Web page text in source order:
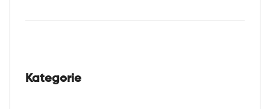
Kategorie